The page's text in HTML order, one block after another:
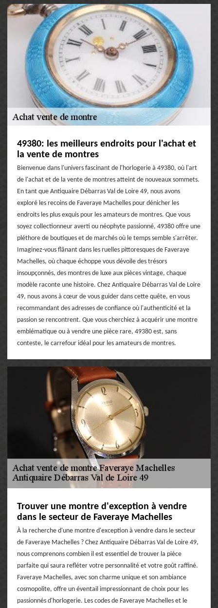
49380: les meilleurs endroits pour l'achat et
la vente de montres
Bienvenue dans l'univers fascinant de l'horlogerie à 49380, où l'art
de l'achat et de la vente de montres atteint de nouveaux sommets.
En tant que Antiquaire Débarras Val de Loire 49, nous avons
exploré les recoins de Faveraye Machelles pour dénicher les
endroits les plus exquis pour les amateurs de montres. Que vous
soyez collectionneur averti ou néophyte passionné, 49380 offre une
pléthore de boutiques et de marchés où le temps semble s'arrêter.
Imaginez-vous flânant dans les ruelles pittoresques de Faveraye
Machelles, où chaque échoppe vous dévoile des trésors
insoupçonnés, des montres de luxe aux pièces vintage, chaque
modèle raconte une histoire. Chez Antiquaire Débarras Val de Loire
49, nous avons à cœur de vous guider dans cette quête, en vous
recommandant des adresses de confiance où l'authenticité et la
passion se rencontrent. Que vous cherchiez à acquérir une montre
emblématique ou à vendre une pièce rare, 49380 est, sans
conteste, le carrefour idéal pour les amateurs de montres.
Trouver une montre d'exception à vendre
dans le secteur de Faveraye Machelles
À la recherche d'une montre d'exception à vendre dans le secteur
de Faveraye Machelles ? Chez Antiquaire Débarras Val de Loire 49,
nous comprenons combien il est essentiel de trouver la pièce
parfaite qui saura refléter votre personnalité et votre goût raffiné.
Faveraye Machelles, avec son charme unique et son ambiance
cosmopolite, offre un éventail impressionnant de choix pour les
passionnés d'horlogerie. Les codes de Faveraye Machelles et le